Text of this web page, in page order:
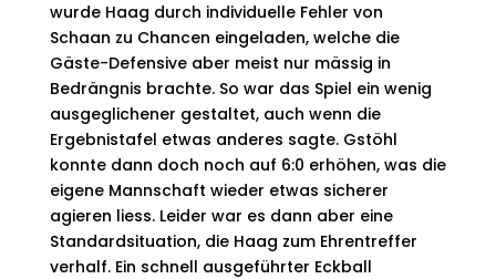
wurde Haag durch individuelle Fehler von
Schaan zu Chancen eingeladen, welche die
Gäste-Defensive aber meist nur mässig in
Bedrängnis brachte. So war das Spiel ein wenig
ausgeglichener gestaltet, auch wenn die
Ergebnistafel etwas anderes sagte. Gstöhl
konnte dann doch noch auf 6:0 erhöhen, was die
eigene Mannschaft wieder etwas sicherer
agieren liess. Leider war es dann aber eine
Standardsituation, die Haag zum Ehrentreffer
verhalf. Ein schnell ausgeführter Eckball